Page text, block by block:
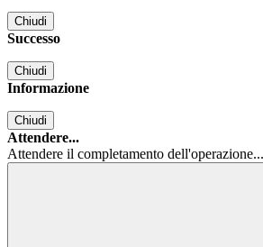
Chiudi
Successo
Chiudi
Informazione
Chiudi
Attendere...
Attendere il completamento dell'operazione...